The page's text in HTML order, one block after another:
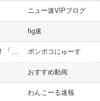
ニュー速VIPブログ
fig速
ポンポコにゅーす
おすすめ動画
わんこーる速報